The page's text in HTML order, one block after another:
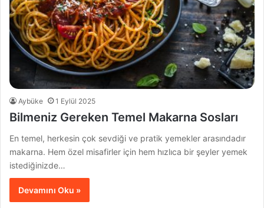
Aybüke 1 Eylül 2025
Bilmeniz Gereken Temel Makarna Sosları
En temel, herkesin çok sevdiği ve pratik yemekler arasındadır
makarna. Hem özel misafirler için hem hızlıca bir şeyler yemek
istediğinizde…
Devamını Oku »